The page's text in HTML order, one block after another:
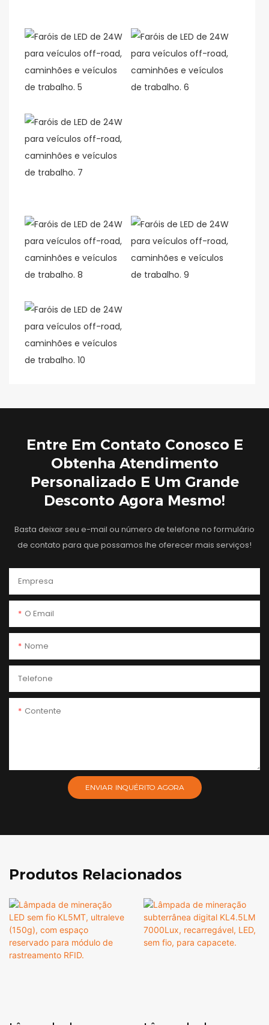
Entre Em Contato Conosco E
Obtenha Atendimento
Personalizado E Um Grande
Desconto Agora Mesmo!
Basta deixar seu e-mail ou número de telefone no formulário
de contato para que possamos lhe oferecer mais serviços!
Empresa
O Email
Nome
Telefone
Contente
ENVIAR INQUÉRITO AGORA
Produtos Relacionados